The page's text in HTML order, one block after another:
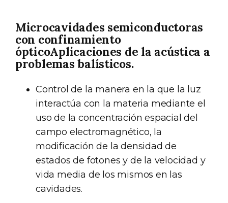
Microcavidades semiconductoras
con confinamiento
ópticoAplicaciones de la acústica a
problemas balísticos.
Control de la manera en la que la luz
interactúa con la materia mediante el
uso de la concentración espacial del
campo electromagnético, la
modificación de la densidad de
estados de fotones y de la velocidad y
vida media de los mismos en las
cavidades.